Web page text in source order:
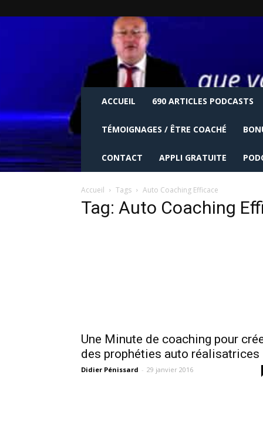
ACCUEIL 690 ARTICLES PODCASTS
TÉMOIGNAGES / ÊTRE COACHÉ
CONTACT APPLI GRATUITE
Accueil Tags Auto Coaching Efficace
Tag: Auto Coaching
Une Minute de coaching pour
des prophéties auto réalisatrices
Didier Pénissard - 29 janvier 2016